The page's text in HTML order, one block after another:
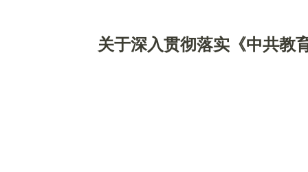
关于深入贯彻落实《中共教